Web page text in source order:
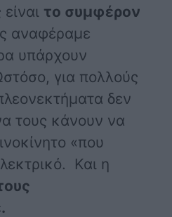
το συμφέρον
αναφέραμε
υπάρχουν
για πολλούς
δεν
τους κάνουν να
«που
Και η